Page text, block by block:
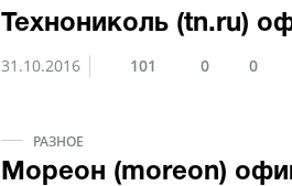
Технониколь (tn.ru)
31.10.2016 101 0 0
РАЗНОЕ
Мореон (moreon)